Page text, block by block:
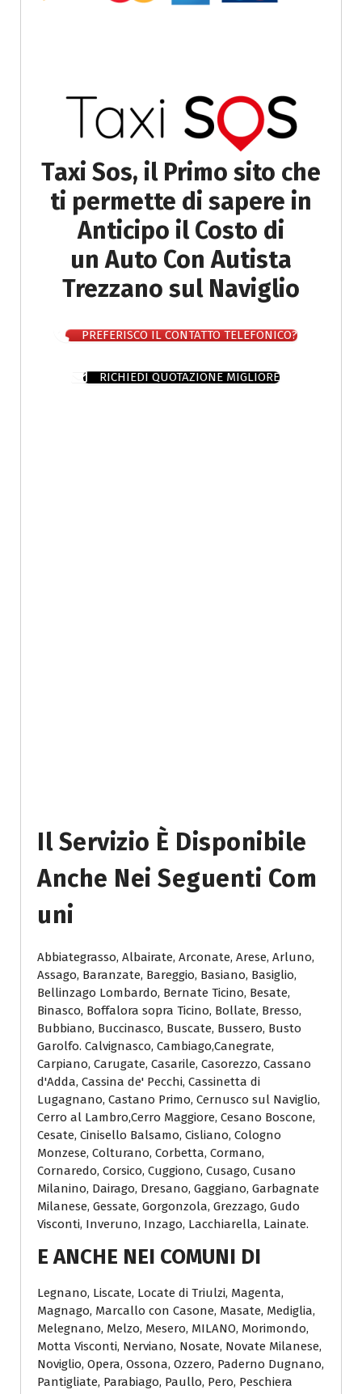
Taxi Sos, il Primo sito che
ti permette di sapere in
Anticipo il Costo di
un Auto Con Autista
Trezzano sul Naviglio
PREFERISCO IL CONTATTO TELEFONICO?
RICHIEDI QUOTAZIONE MIGLIORE
Il Servizio È Disponibile
Anche Nei Seguenti Com
Uni
Abbiategrasso, Albairate, Arconate, Arese, Arluno,
Assago, Baranzate, Bareggio, Basiano, Basiglio,
Bellinzago Lombardo, Bernate Ticino, Besate,
Binasco, Boffalora sopra Ticino, Bollate, Bresso,
Bubbiano, Buccinasco, Buscate, Bussero, Busto
Garolfo. Calvignasco, Cambiago,Canegrate,
Carpiano, Carugate, Casarile, Casorezzo, Cassano
d'Adda, Cassina de' Pecchi, Cassinetta di
Lugagnano, Castano Primo, Cernusco sul Naviglio,
Cerro al Lambro,Cerro Maggiore, Cesano Boscone,
Cesate, Cinisello Balsamo, Cisliano, Cologno
Monzese, Colturano, Corbetta, Cormano,
Cornaredo, Corsico, Cuggiono, Cusago, Cusano
Milanino, Dairago, Dresano, Gaggiano, Garbagnate
Milanese, Gessate, Gorgonzola, Grezzago, Gudo
Visconti, Inveruno, Inzago, Lacchiarella, Lainate.
E ANCHE NEI COMUNI DI
Legnano, Liscate, Locate di Triulzi, Magenta,
Magnago, Marcallo con Casone, Masate, Mediglia,
Melegnano, Melzo, Mesero, MILANO, Morimondo,
Motta Visconti, Nerviano, Nosate, Novate Milanese,
Noviglio, Opera, Ossona, Ozzero, Paderno Dugnano,
Pantigliate, Parabiago, Paullo, Pero, Peschiera